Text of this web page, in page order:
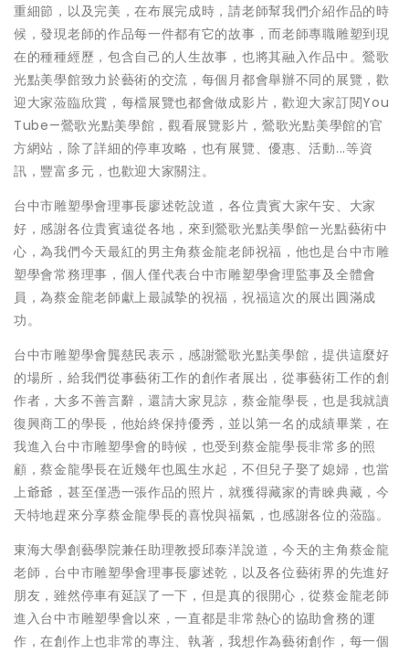
重細節，以及完美，在布展完成時，請老師幫我們介紹作品的時
候，發現老師的作品每一件都有它的故事，而老師專職雕塑到現
在的種種經歷，包含自己的人生故事，也將其融入作品中。鶯歌
光點美學館致力於藝術的交流，每個月都會舉辦不同的展覽，歡
迎大家蒞臨欣賞，每檔展覽也都會做成影片，歡迎大家訂閱You
Tube—鶯歌光點美學館，觀看展覽影片，鶯歌光點美學館的官
方網站，除了詳細的停車攻略，也有展覽、優惠、活動...等資
訊，豐富多元，也歡迎大家關注。
台中市雕塑學會理事長廖述乾說道，各位貴賓大家午安、大家
好，感謝各位貴賓遠從各地，來到鶯歌光點美學館—光點藝術中
心，為我們今天最紅的男主角蔡金龍老師祝福，他也是台中市雕
塑學會常務理事，個人僅代表台中市雕塑學會理監事及全體會
員，為蔡金龍老師獻上最誠摯的祝福，祝福這次的展出圓滿成
功。
台中市雕塑學會龔慈民表示，感謝鶯歌光點美學館，提供這麼好
的場所，給我們從事藝術工作的創作者展出，從事藝術工作的創
作者，大多不善言辭，還請大家見諒，蔡金龍學長，也是我就讀
復興商工的學長，他始終保持優秀，並以第一名的成績畢業，在
我進入台中市雕塑學會的時候，也受到蔡金龍學長非常多的照
顧，蔡金龍學長在近幾年也風生水起，不但兒子娶了媳婦，也當
上爺爺，甚至僅憑一張作品的照片，就獲得藏家的青睞典藏，今
天特地趕來分享蔡金龍學長的喜悅與福氣，也感謝各位的蒞臨。
東海大學創藝學院兼任助理教授邱泰洋說道，今天的主角蔡金龍
老師，台中市雕塑學會理事長廖述乾，以及各位藝術界的先進好
朋友，雖然停車有延誤了一下，但是真的很開心，從蔡金龍老師
進入台中市雕塑學會以來，一直都是非常熱心的協助會務的運
作，在創作上也非常的專注、執著，我想作為藝術創作，每一個